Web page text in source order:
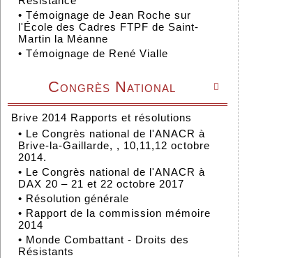
• Témoignage de Jean Roche sur
l'École des Cadres FTPF de Saint-
Martin la Méanne
• Témoignage de René Vialle

Congrès National
Brive 2014 Rapports et résolutions
• Le Congrès national de l'ANACR à
Brive-la-Gaillarde, , 10,11,12 octobre
2014.
• Le Congrès national de l'ANACR à
DAX 20 – 21 et 22 octobre 2017
• Résolution générale
• Rapport de la commission mémoire
2014
• Monde Combattant - Droits des
Résistants